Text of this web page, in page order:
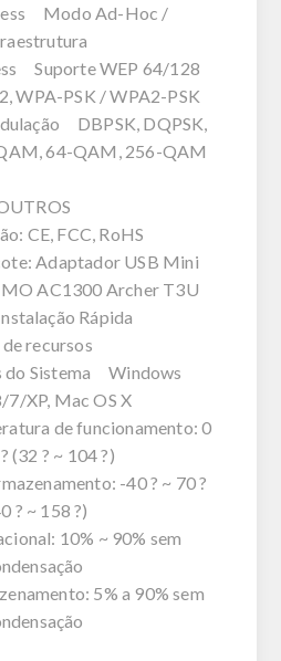
Modo Ad-Hoc /
Suporte WEP 64/128
WPA-PSK / WPA2-PSK
DBPSK, DQPSK,
64-QAM, 256-QAM
CE, FCC, RoHS
Adaptador USB Mini
AC1300 Archer T3U
Rápida
recursos
do Sistema Windows
XP, Mac OS X
de funcionamento: 0
(32 ? ~ 104 ?)
-40 ? ~ 70 ?
? ~ 158 ?)
10% ~ 90% sem
5% a 90% sem